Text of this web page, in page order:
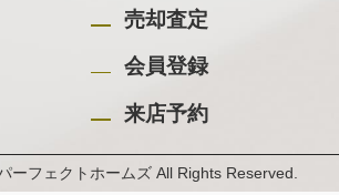
売却査定
会員登録
来店予約
ーフェクトホームズ All Rights Reserved.